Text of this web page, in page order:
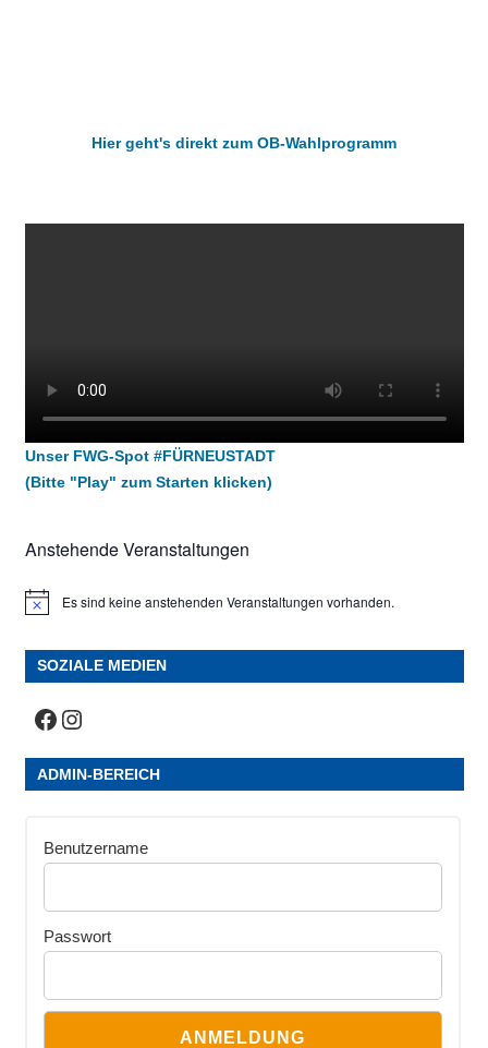
Hier geht's direkt zum OB-Wahlprogramm
Unser FWG-Spot #FÜRNEUSTADT
(Bitte "Play" zum Starten klicken)
Anstehende Veranstaltungen
HinweisEs sind keine anstehenden Veranstaltungen vorhanden.
SOZIALE MEDIEN
Facebook
Instagram
ADMIN-BEREICH
Benutzername
Passwort